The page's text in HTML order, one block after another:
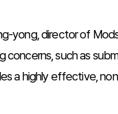
yong, director of
concerns, such as
a highly effective,